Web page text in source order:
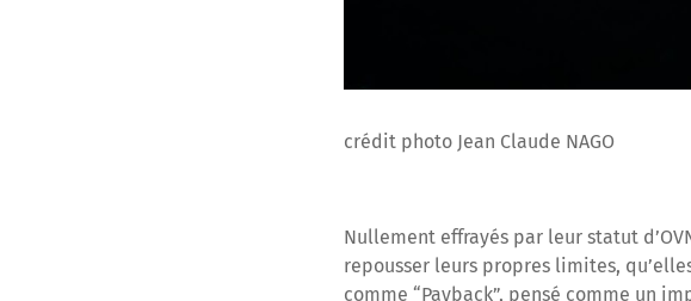
crédit photo Jean Claude NAGO
Nullement effrayés par leur statut
repousser leurs propres limites,
comme “Payback”, pensé comme un